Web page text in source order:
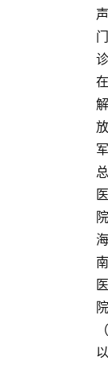
声
门
诊
在
解
放
军
总
医
院
海
南
医
院
（
以